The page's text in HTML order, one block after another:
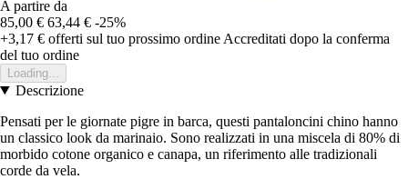
A partire da
85,00 € 63,44 € -25%
+3,17 € offerti sul tuo prossimo ordine Accreditati dopo la conferma
del tuo ordine
Loading...
Descrizione
Pensati per le giornate pigre in barca, questi pantaloncini chino hanno
un classico look da marinaio. Sono realizzati in una miscela di 80% di
morbido cotone organico e canapa, un riferimento alle tradizionali
corde da vela.